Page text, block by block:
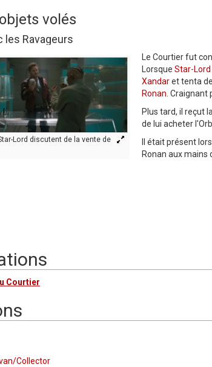
volés
les Ravageurs
Lord discutent de la vente de
Le Courtier fut
Lorsque Star-Lord
Xandaret tenta
Ronan .
Plus tard, il reçut
de lui acheter
Il était présent
Ronan aux mains
Courtier
Collector